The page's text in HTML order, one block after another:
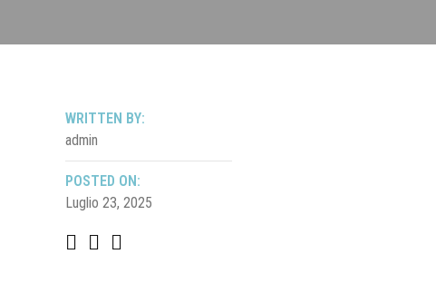
WRITTEN BY:
admin
POSTED ON:
Luglio 23, 2025